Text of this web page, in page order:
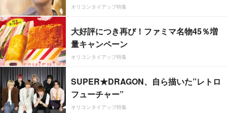
オリコンタイアップ特集
大好評につき再び！ファミマ名物45％増
量キャンペーン
オリコンタイアップ特集
SUPER★DRAGON、自ら描いた”レトロ
フューチャー”
オリコンタイアップ特集